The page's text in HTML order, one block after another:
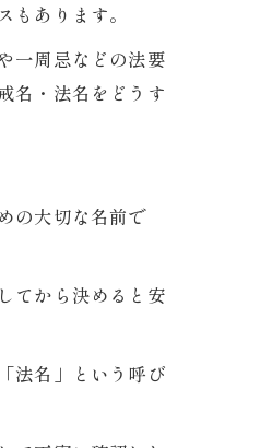
あります。
一周忌などの法要
名・法名をどうす
の大切な名前で
てから決めると安
法名」という呼び